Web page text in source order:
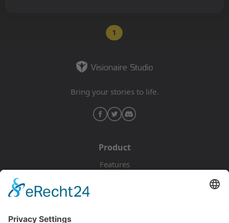
1
Bring your stories to life.
Product
Features